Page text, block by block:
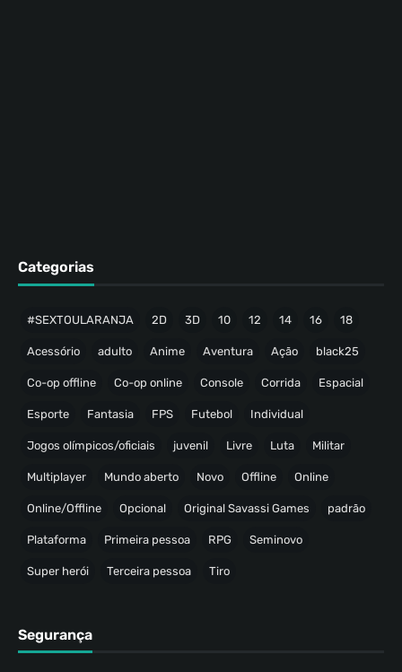
Categorias
#SEXTOULARANJA 2D 3D 10 12 14 16 18
Acessório adulto Anime Aventura Ação black25
Co-op offline Co-op online Console Corrida Espacial
Esporte Fantasia FPS Futebol Individual
Jogos olímpicos/oficiais juvenil Livre Luta Militar
Multiplayer Mundo aberto Novo Offline Online
Online/Offline Opcional Original Savassi Games padrão
Plataforma Primeira pessoa RPG Seminovo
Super herói Terceira pessoa Tiro
Segurança